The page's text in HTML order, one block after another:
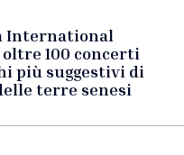
International
100 concerti
più suggestivi di
terre senesi